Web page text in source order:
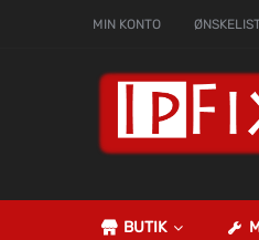
MIN KONTO
BUTIK